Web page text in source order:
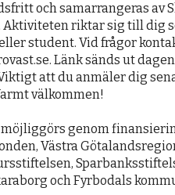
och samarrangeras av
Aktiviteten riktar sig till dig
student. Vid frågor
Länk sänds ut
att du anmäler dig
välkommen!
genom
Västra
och Fyrbodals